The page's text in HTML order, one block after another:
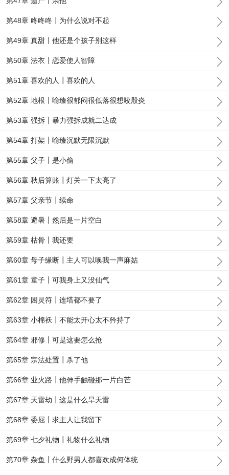
第48章 咚咚咚┃为什么说对不起
第49章 真甜┃他还是个孩子别这样
第50章 法衣┃恋爱使人智障
第51章 喜欢的人┃喜欢的人
第52章 地根┃喻臻很郁闷很低落很想咬殷炎
第53章 强拆┃暴力强拆成就二达成
第54章 打架┃喻臻沉默无限沉默
第55章 父子┃是小偷
第56章 秋后算账┃灯关一下太亮了
第57章 父亲节┃续命
第58章 避暑┃然后是一片空白
第59章 枯骨┃我还要
第60章 母子缘断┃主人可以唤我一声麻姑
第61章 童子┃可我身上又没仙气
第62章 困灵符┃连塔都不要了
第63章 小棉袄┃不能太开心太不矜持了
第64章 邪修┃可是这要怎么抢
第65章 宗法处置┃杀了他
第66章 业火路┃他伸手触碰那一片白芒
第67章 天雷劫┃这是什么旱天雷
第68章 委屈┃求主人让我留下
第69章 七夕礼物┃礼物什么礼物
第70章 杂鱼┃什么野男人都喜欢成何体统